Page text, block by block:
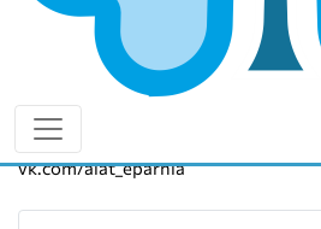
Социальное служение
Руководитель:протоиерей Андрей
8 (927) 669-32-05
alat-eparhia.ru
vk.com/alat_eparhia